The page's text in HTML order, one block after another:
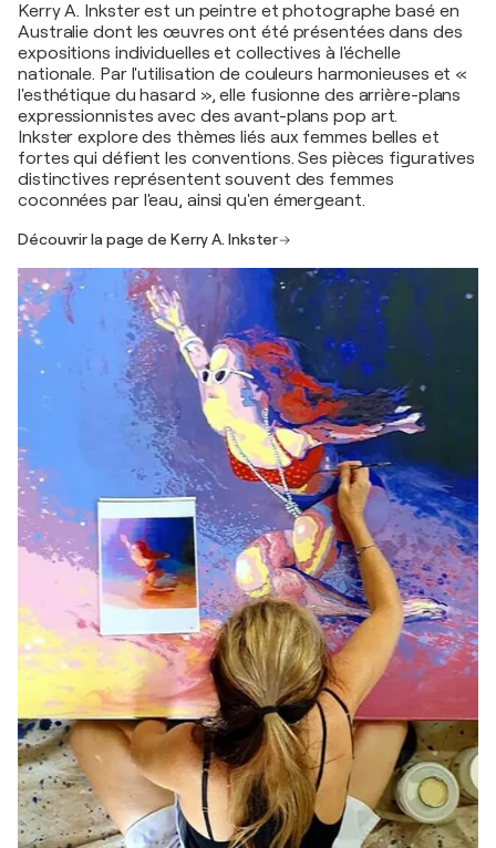
Kerry A. Inkster est un peintre et photographe basé en
Australie dont les œuvres ont été présentées dans des
expositions individuelles et collectives à l'échelle
nationale. Par l'utilisation de couleurs harmonieuses et «
l'esthétique du hasard », elle fusionne des arrière-plans
expressionnistes avec des avant-plans pop art.
Inkster explore des thèmes liés aux femmes belles et
fortes qui défient les conventions. Ses pièces figuratives
distinctives représentent souvent des femmes
coconnées par l'eau, ainsi qu'en émergeant.
Découvrir la page de Kerry A. Inkster